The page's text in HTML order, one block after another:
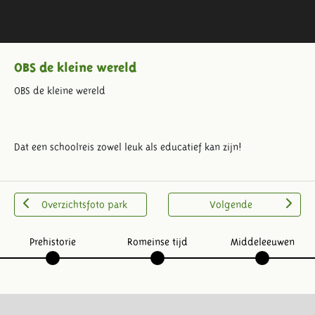
OBS de kleine wereld
OBS de kleine wereld
Dat een schoolreis zowel leuk als educatief kan zijn!
Overzichtsfoto park Volgende
Prehistorie Romeinse tijd Middeleeuwen